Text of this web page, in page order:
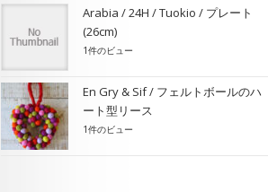
Arabia / 24H / Tuokio / プレート
(26cm)
1件のビュー
En Gry & Sif / フェルトボールのハ
ート型リース
1件のビュー